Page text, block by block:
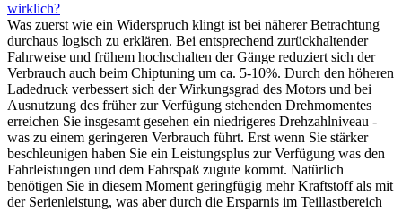
wirklich?
Was zuerst wie ein Widerspruch klingt ist bei näherer Betrachtung
durchaus logisch zu erklären. Bei entsprechend zurückhaltender
Fahrweise und frühem hochschalten der Gänge reduziert sich der
Verbrauch auch beim Chiptuning um ca. 5-10%. Durch den höheren
Ladedruck verbessert sich der Wirkungsgrad des Motors und bei
Ausnutzung des früher zur Verfügung stehenden Drehmomentes
erreichen Sie insgesamt gesehen ein niedrigeres Drehzahlniveau -
was zu einem geringeren Verbrauch führt. Erst wenn Sie stärker
beschleunigen haben Sie ein Leistungsplus zur Verfügung was den
Fahrleistungen und dem Fahrspaß zugute kommt. Natürlich
benötigen Sie in diesem Moment geringfügig mehr Kraftstoff als mit
der Serienleistung, was aber durch die Ersparnis im Teillastbereich